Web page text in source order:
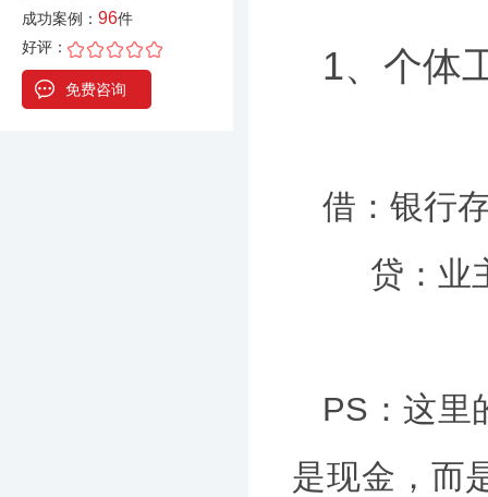
成功案例： 96件
好评：
免费咨询
1、个体
借：银行
贷：业主
PS：这里
是现金，而